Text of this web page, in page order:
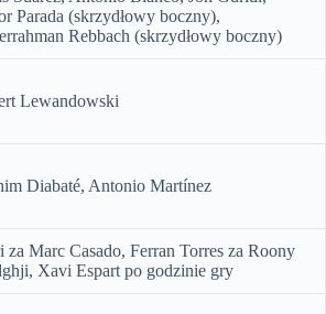
Parada (skrzydłowy boczny),
Rebbach (skrzydłowy boczny)
Lewandowski
Diabaté, Antonio Martínez
za Marc Casado, Ferran Torres za Roony
Xavi Espart po godzinie gry